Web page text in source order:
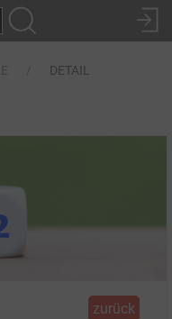
DETAIL
zurück